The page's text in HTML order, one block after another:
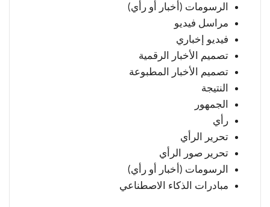
الرسومات (أخبار أو رأي)
مراسل فيديو
فيديو إخباري
تصميم الأخبار الرقمية
تصميم الأخبار المطبوعة
النتيجة
الجمهور
رأي
تحرير الرأي
تحرير صور الرأي
الرسومات (أخبار أو رأي)
مبادرات الذكاء الاصطناعي